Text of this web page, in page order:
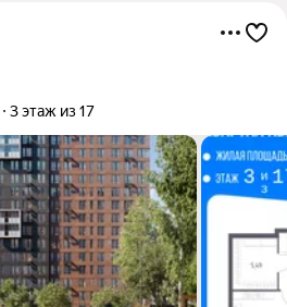
3 этаж из 17